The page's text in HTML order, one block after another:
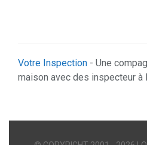
Votre Inspection - Une
maison avec des inspecteur à